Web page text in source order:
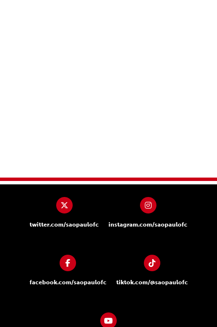
twitter.com/saopaulofc instagram.com/saopaulofc
facebook.com/saopaulofc tiktok.com/@saopaulofc